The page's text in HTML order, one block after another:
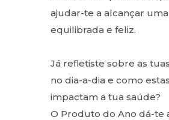
ajudar-te a alcançar uma
equilibrada e feliz.
Já refletiste sobre as
no dia-a-dia e como estas
impactam a tua saúde?
O Produto do Ano dá-te